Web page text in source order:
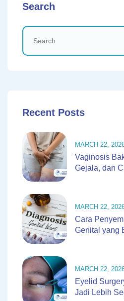
Search
Recent Posts
MARCH 22,
Vaginosis
Gejala, dan
MARCH 22,
Cara
Genital yang
MARCH 22,
Eyelid
Jadi Lebih